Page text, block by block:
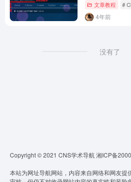
文章教程 #
4年前
没有了
Copyright © 2021 CNS学术导航湘ICP备
本站为网址导航网站，内容来自网络和网友提